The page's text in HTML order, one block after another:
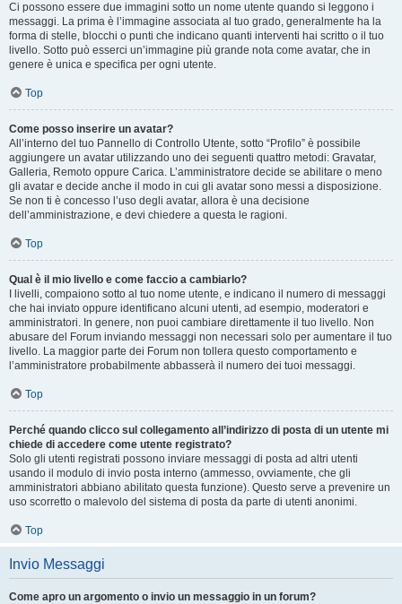
Ci possono essere due immagini sotto un nome utente quando si leggono i
messaggi. La prima è l’immagine associata al tuo grado, generalmente ha la
forma di stelle, blocchi o punti che indicano quanti interventi hai scritto o il tuo
livello. Sotto può esserci un’immagine più grande nota come avatar, che in
genere è unica e specifica per ogni utente.
Top
Come posso inserire un avatar?
All’interno del tuo Pannello di Controllo Utente, sotto “Profilo” è possibile
aggiungere un avatar utilizzando uno dei seguenti quattro metodi: Gravatar,
Galleria, Remoto oppure Carica. L’amministratore decide se abilitare o meno
gli avatar e decide anche il modo in cui gli avatar sono messi a disposizione.
Se non ti è concesso l’uso degli avatar, allora è una decisione
dell’amministrazione, e devi chiedere a questa le ragioni.
Top
Qual è il mio livello e come faccio a cambiarlo?
I livelli, compaiono sotto al tuo nome utente, e indicano il numero di messaggi
che hai inviato oppure identificano alcuni utenti, ad esempio, moderatori e
amministratori. In genere, non puoi cambiare direttamente il tuo livello. Non
abusare del Forum inviando messaggi non necessari solo per aumentare il tuo
livello. La maggior parte dei Forum non tollera questo comportamento e
l’amministratore probabilmente abbasserà il numero dei tuoi messaggi.
Top
Perché quando clicco sul collegamento all’indirizzo di posta di un utente mi
chiede di accedere come utente registrato?
Solo gli utenti registrati possono inviare messaggi di posta ad altri utenti
usando il modulo di invio posta interno (ammesso, ovviamente, che gli
amministratori abbiano abilitato questa funzione). Questo serve a prevenire un
uso scorretto o malevolo del sistema di posta da parte di utenti anonimi.
Top
Invio Messaggi
Come apro un argomento o invio un messaggio in un forum?